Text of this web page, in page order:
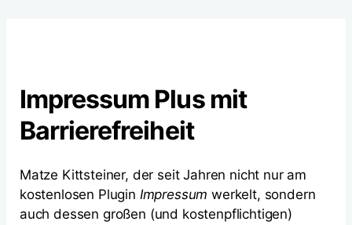
Impressum Plus mit
Barrierefreiheit
Matze Kittsteiner, der seit Jahren nicht nur am
kostenlosen Plugin Impressum werkelt, sondern
auch dessen großen (und kostenpflichtigen)